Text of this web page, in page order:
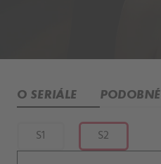
O SERIÁLE PODOBNÉ
S1 S2